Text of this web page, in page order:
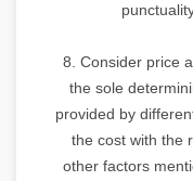
8. Consider price
the sole
provided by
the cost with the
other factors